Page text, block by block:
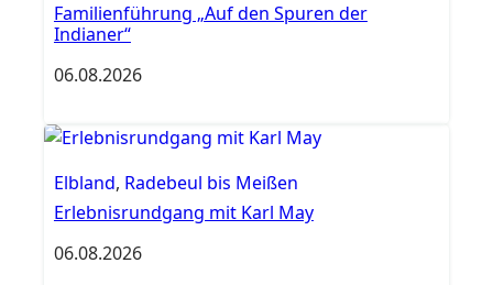
Familienführung „Auf den Spuren der
Indianer“
06.08.2026
Elbland, Radebeul bis Meißen
Erlebnisrundgang mit Karl May
06.08.2026